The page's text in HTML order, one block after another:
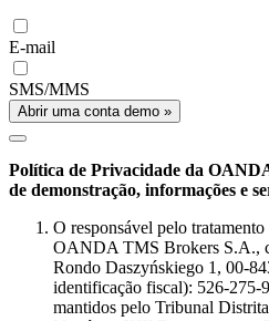
E-mail
SMS/MMS
Abrir uma conta demo »
Política de Privacidade da
de demonstração, informações e
O responsável pelo tratamento
OANDA TMS Brokers S.A.,
Rondo Daszyńskiego 1, 00-
identificação fiscal): 526-275-
mantidos pelo Tribunal